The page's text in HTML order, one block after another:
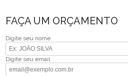
FAÇA UM ORÇAMENTO
Digite seu nome
Digite seu email